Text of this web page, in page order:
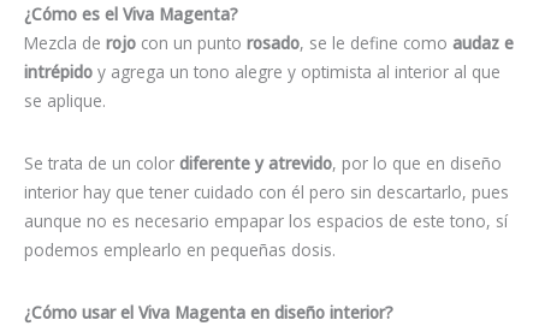
¿Cómo es el Viva Magenta?
Mezcla de rojo con un punto rosado, se le define como audaz e
intrépido y agrega un tono alegre y optimista al interior al que
se aplique.
Se trata de un color diferente y atrevido, por lo que en diseño
interior hay que tener cuidado con él pero sin descartarlo, pues
aunque no es necesario empapar los espacios de este tono, sí
podemos emplearlo en pequeñas dosis.
¿Cómo usar el Viva Magenta en diseño interior?